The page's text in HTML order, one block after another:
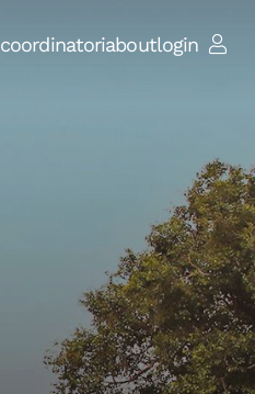
coordinatoriaboutlogin